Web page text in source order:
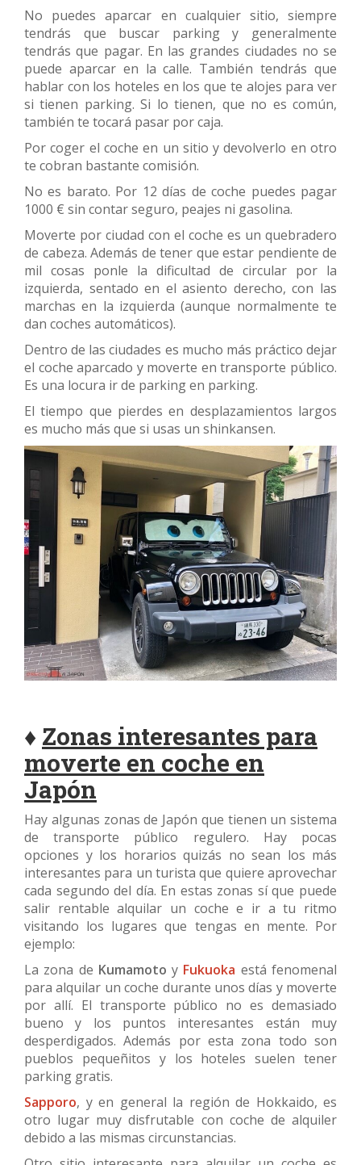
No puedes aparcar en cualquier sitio, siempre
tendrás que buscar parking y generalmente
tendrás que pagar. En las grandes ciudades no se
puede aparcar en la calle. También tendrás que
hablar con los hoteles en los que te alojes para ver
si tienen parking. Si lo tienen, que no es común,
también te tocará pasar por caja.
Por coger el coche en un sitio y devolverlo en otro
te cobran bastante comisión.
No es barato. Por 12 días de coche puedes pagar
1000 € sin contar seguro, peajes ni gasolina.
Moverte por ciudad con el coche es un quebradero
de cabeza. Además de tener que estar pendiente de
mil cosas ponle la dificultad de circular por la
izquierda, sentado en el asiento derecho, con las
marchas en la izquierda (aunque normalmente te
dan coches automáticos).
Dentro de las ciudades es mucho más práctico dejar
el coche aparcado y moverte en transporte público.
Es una locura ir de parking en parking.
El tiempo que pierdes en desplazamientos largos
es mucho más que si usas un shinkansen.
♦ Zonas interesantes para
moverte en coche en
Japón
Hay algunas zonas de Japón que tienen un sistema
de transporte público regulero. Hay pocas
opciones y los horarios quizás no sean los más
interesantes para un turista que quiere aprovechar
cada segundo del día. En estas zonas sí que puede
salir rentable alquilar un coche e ir a tu ritmo
visitando los lugares que tengas en mente. Por
ejemplo:
La zona de Kumamotoy Fukuoka está fenomenal
para alquilar un coche durante unos días y moverte
por allí. El transporte público no es demasiado
bueno y los puntos interesantes están muy
desperdigados. Además por esta zona todo son
pueblos pequeñitos y los hoteles suelen tener
parking gratis.
Sapporo, y en general la región de Hokkaido, es
otro lugar muy disfrutable con coche de alquiler
debido a las mismas circunstancias.